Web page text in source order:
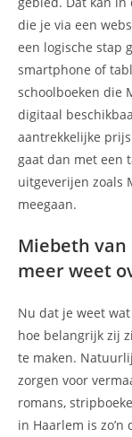
die je via een
een logische stap
smartphone of
schoolboeken die
digitaal
aantrekkelijke
gaat dan met een
uitgeverijen zoals
meegaan.
Miebeth
meer weet
Nu dat je weet
hoe belangrijk zij
te maken.
zorgen voor
romans,
in Haarlem is